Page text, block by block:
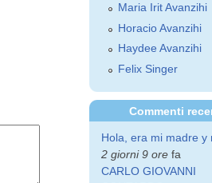
Maria Irit Avanzihi
Horacio Avanzihi
Haydee Avanzihi
Felix Singer
Commenti
Hola, era mi madre y
2 giorni 9 ore fa
CARLO GIOVANNI